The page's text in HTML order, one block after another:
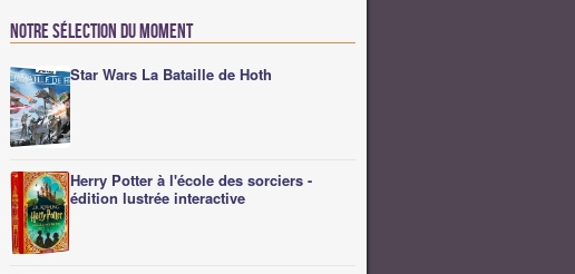
Notre sélection du moment
Star Wars La Bataille de Hoth
Herry Potter à l'école des sorciers -
édition lustrée interactive